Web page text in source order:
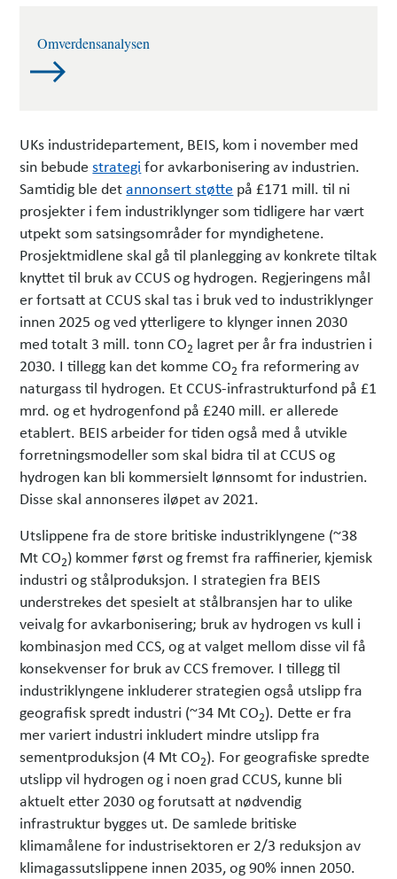
Omverdensanalysen
UKs industridepartement, BEIS, kom i november med
sin bebudestrategi for avkarbonisering av industrien.
Samtidig ble detannonsert støtte på £171 mill. til ni
prosjekter i fem industriklynger som tidligere har vært
utpekt som satsingsområder for myndighetene.
Prosjektmidlene skal gå til planlegging av konkrete tiltak
knyttet til bruk av CCUS og hydrogen. Regjeringens mål
er fortsatt at CCUS skal tas i bruk ved to industriklynger
innen 2025 og ved ytterligere to klynger innen 2030
med totalt 3 mill. tonn CO2 lagret per år fra industrien i
2030. I tillegg kan det komme CO2 fra reformering av
naturgass til hydrogen. Et CCUS-infrastrukturfond på £1
mrd. og et hydrogenfond på £240 mill. er allerede
etablert. BEIS arbeider for tiden også med å utvikle
forretningsmodeller som skal bidra til at CCUS og
hydrogen kan bli kommersielt lønnsomt for industrien.
Disse skal annonseres iløpet av 2021.
Utslippene fra de store britiske industriklyngene (~38
Mt CO2) kommer først og fremst fra raffinerier, kjemisk
industri og stålproduksjon. I strategien fra BEIS
understrekes det spesielt at stålbransjen har to ulike
veivalg for avkarbonisering; bruk av hydrogen vs kull i
kombinasjon med CCS, og at valget mellom disse vil få
konsekvenser for bruk av CCS fremover. I tillegg til
industriklyngene inkluderer strategien også utslipp fra
geografisk spredt industri (~34 Mt CO2). Dette er fra
mer variert industri inkludert mindre utslipp fra
sementproduksjon (4 Mt CO2). For geografiske spredte
utslipp vil hydrogen og i noen grad CCUS, kunne bli
aktuelt etter 2030 og forutsatt at nødvendig
infrastruktur bygges ut. De samlede britiske
klimamålene for industrisektoren er 2/3 reduksjon av
klimagass­utslippene innen 2035, og 90% innen 2050.